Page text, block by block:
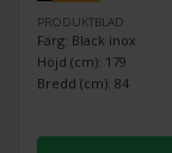
PRODUKTBLAD
Färg: Black inox
Höjd (cm): 179
Bredd (cm): 84